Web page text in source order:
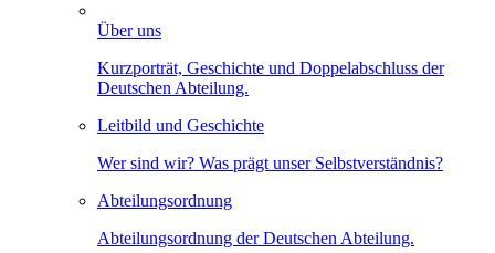
Über uns
Kurzporträt, Geschichte und Doppelabschluss der
Deutschen Abteilung.
Leitbild und Geschichte
Wer sind wir? Was prägt unser Selbstverständnis?
Abteilungsordnung
Abteilungsordnung der Deutschen Abteilung.